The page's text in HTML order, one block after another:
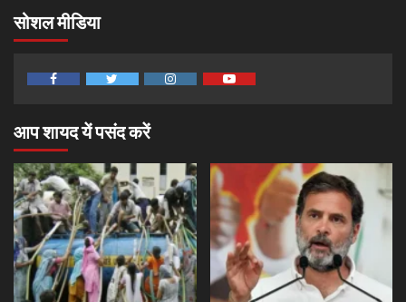
सोशल मीडिया
आप शायद यें पसंद करें